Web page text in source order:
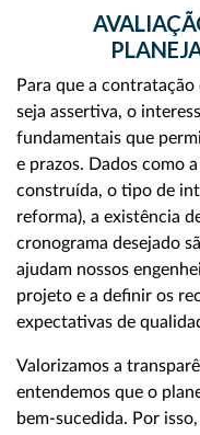
Para que a contratação
seja assertiva, o
fundamentais que
e prazos. Dados como
construída, o tipo de
reforma), a existência
cronograma desejado
ajudam nossos
projeto e a definir os
expectativas de
Valorizamos a
entendemos que o
bem-sucedida. Por